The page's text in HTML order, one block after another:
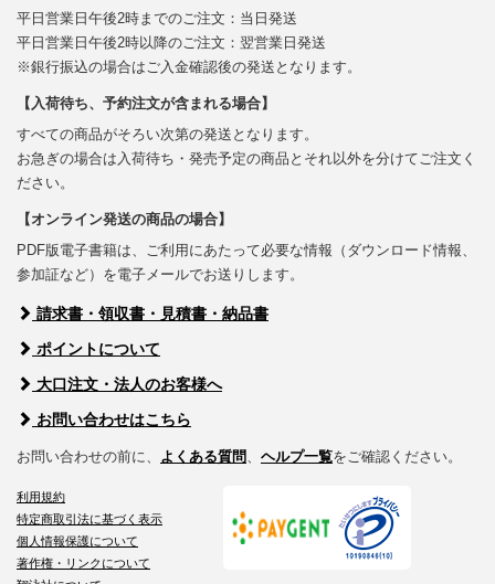
平日営業日午後2時までのご注文：当日発送
平日営業日午後2時以降のご注文：翌営業日発送
※銀行振込の場合はご入金確認後の発送となります。
【入荷待ち、予約注文が含まれる場合】
すべての商品がそろい次第の発送となります。
お急ぎの場合は入荷待ち・発売予定の商品とそれ以外を分けてご注文く
ださい。
【オンライン発送の商品の場合】
PDF版電子書籍は、ご利用にあたって必要な情報（ダウンロード情報、
参加証など）を電子メールでお送りします。
請求書・領収書・見積書・納品書
ポイントについて
大口注文・法人のお客様へ
お問い合わせはこちら
お問い合わせの前に、 よくある質問、 ヘルプ一覧をご確認ください。
利用規約
特定商取引法に基づく表示
個人情報保護について
著作権・リンクについて